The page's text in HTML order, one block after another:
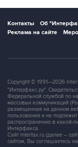
Контакты Об
Реклама на сайте
Copyright © 1991—2026
"Интерфакс.ру".
Федеральной службой по
массовых коммуникаций
размещенная на данном
пользования и не
распространению в какой-
Интерфакса.
Сайт Interfax.ru (далее –
сайтом, Вы соглашаетесь